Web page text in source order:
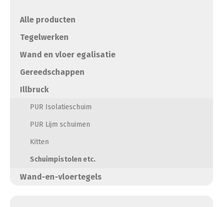
Alle producten
Tegelwerken
Wand en vloer egalisatie
Gereedschappen
Illbruck
PUR Isolatieschuim
PUR Lijm schuimen
Kitten
Schuimpistolen etc.
Wand-en-vloertegels